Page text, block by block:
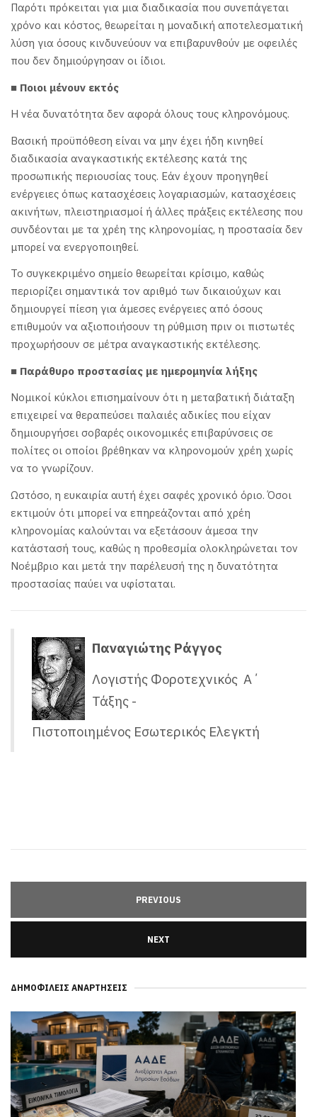
Παρότι πρόκειται για μια διαδικασία που συνεπάγεται
χρόνο και κόστος, θεωρείται η μοναδική αποτελεσματική
λύση για όσους κινδυνεύουν να επιβαρυνθούν με οφειλές
που δεν δημιούργησαν οι ίδιοι.
■ Ποιοι μένουν εκτός
Η νέα δυνατότητα δεν αφορά όλους τους κληρονόμους.
Βασική προϋπόθεση είναι να μην έχει ήδη κινηθεί
διαδικασία αναγκαστικής εκτέλεσης κατά της
προσωπικής περιουσίας τους. Εάν έχουν προηγηθεί
ενέργειες όπως κατασχέσεις λογαριασμών, κατασχέσεις
ακινήτων, πλειστηριασμοί ή άλλες πράξεις εκτέλεσης που
συνδέονται με τα χρέη της κληρονομίας, η προστασία δεν
μπορεί να ενεργοποιηθεί.
Το συγκεκριμένο σημείο θεωρείται κρίσιμο, καθώς
περιορίζει σημαντικά τον αριθμό των δικαιούχων και
δημιουργεί πίεση για άμεσες ενέργειες από όσους
επιθυμούν να αξιοποιήσουν τη ρύθμιση πριν οι πιστωτές
προχωρήσουν σε μέτρα αναγκαστικής εκτέλεσης.
■ Παράθυρο προστασίας με ημερομηνία λήξης
Νομικοί κύκλοι επισημαίνουν ότι η μεταβατική διάταξη
επιχειρεί να θεραπεύσει παλαιές αδικίες που είχαν
δημιουργήσει σοβαρές οικονομικές επιβαρύνσεις σε
πολίτες οι οποίοι βρέθηκαν να κληρονομούν χρέη χωρίς
να το γνωρίζουν.
Ωστόσο, η ευκαιρία αυτή έχει σαφές χρονικό όριο. Όσοι
εκτιμούν ότι μπορεί να επηρεάζονται από χρέη
κληρονομίας καλούνται να εξετάσουν άμεσα την
κατάστασή τους, καθώς η προθεσμία ολοκληρώνεται τον
Νοέμβριο και μετά την παρέλευσή της η δυνατότητα
προστασίας παύει να υφίσταται.
Παναγιώτης Ράγγος
Λογιστής Φοροτεχνικός Α΄
Τάξης -
Πιστοποιημένος Εσωτερικός Ελεγκτή
PREVIOUS
NEXT
ΔΗΜΟΦΙΛΕΊΣ ΑΝΑΡΤΉΣΕΙΣ